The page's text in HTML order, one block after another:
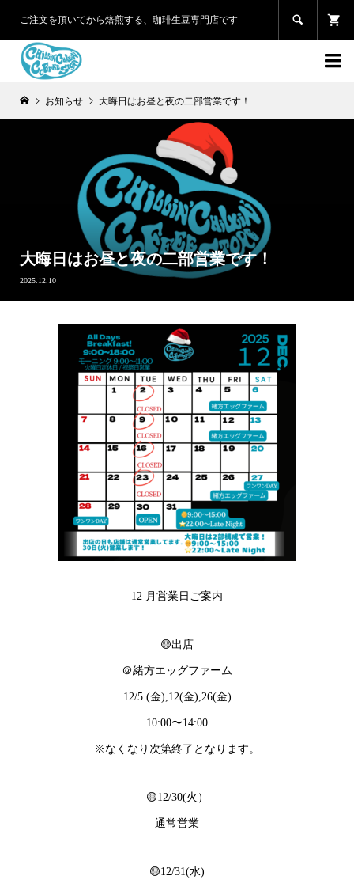
ご注文を頂いてから焙煎する、珈琲生豆専門店です 

お知らせ 大晦日はお昼と夜の二部営業です！
大晦日はお昼と夜の二部営業です！
2025.12.10
12 月営業日ご案内
🟡出店
＠緒方エッグファーム
12/5 (金),12(金),26(金)
10:00〜14:00
※なくなり次第終了となります。
🟡12/30(火）
通常営業
🟡12/31(水)